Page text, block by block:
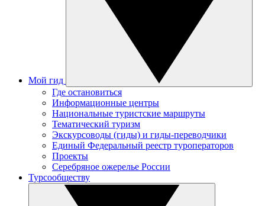
Мой гид
Где остановиться
Информационные центры
Национальные туристские маршруты
Тематический туризм
Экскурсоводы (гиды) и гиды-переводчики
Единый Федеральный реестр туроператоров
Проекты
Серебряное ожерелье России
Турсообществу